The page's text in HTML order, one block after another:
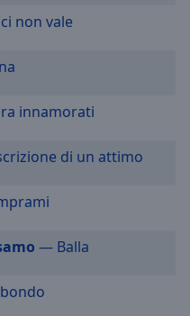
non vale
innamorati
di un attimo
— Balla